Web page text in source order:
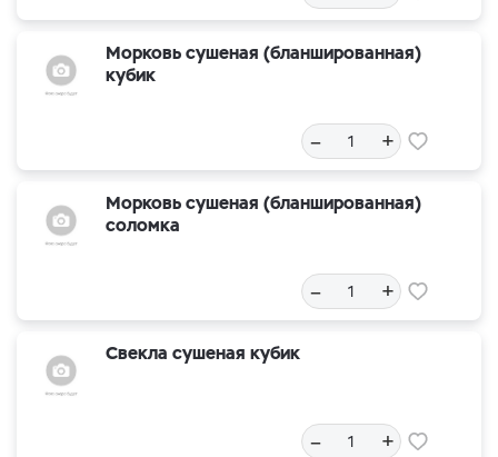
Морковь сушеная (бланшированная)
кубик
– +
Морковь сушеная (бланшированная)
соломка
– +
Свекла сушеная кубик
– +